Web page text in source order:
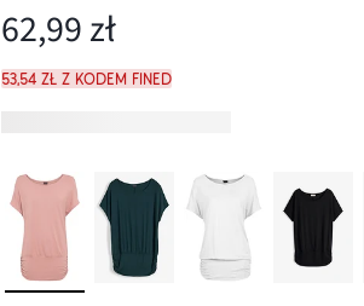
62,99 zł
53,54 zł z kodem FINED